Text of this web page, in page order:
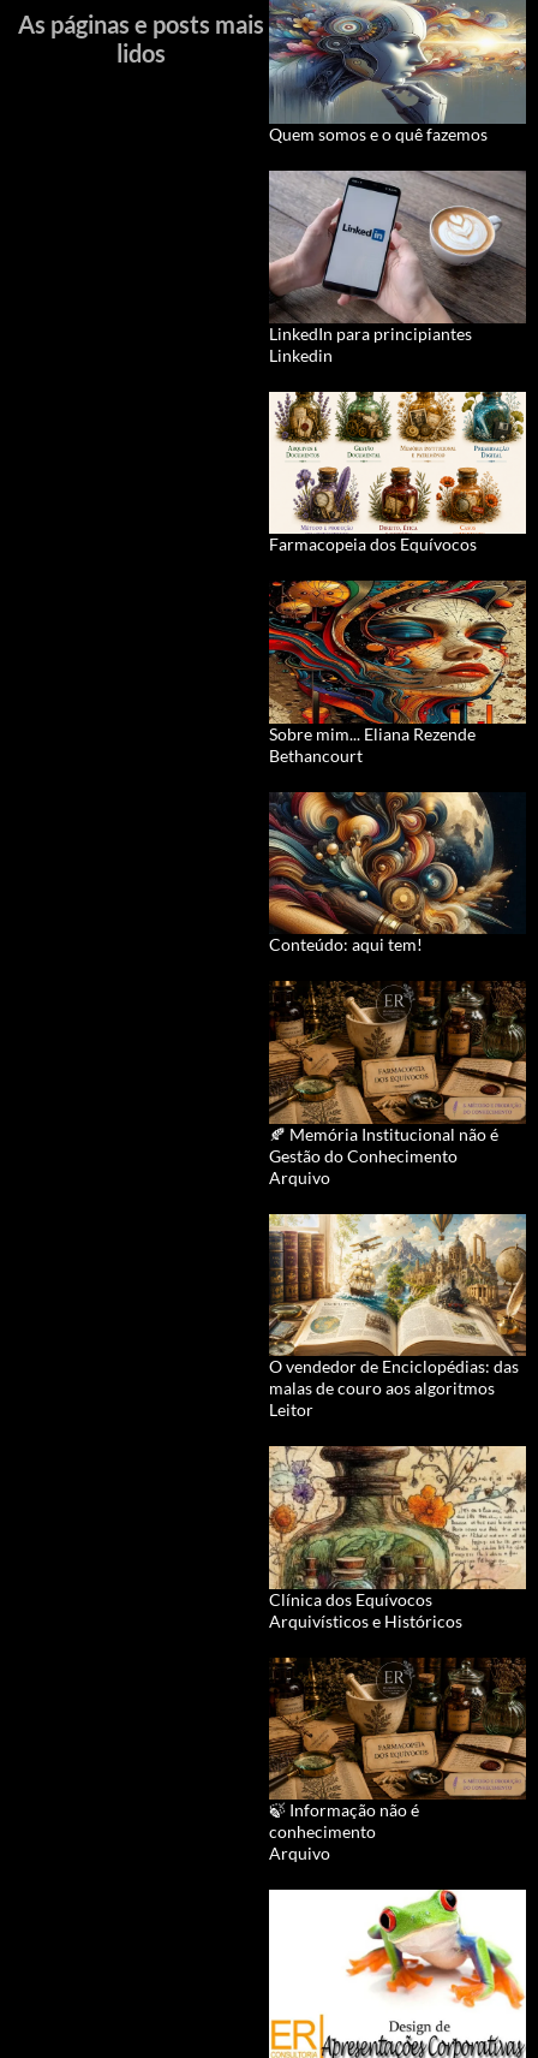
As páginas e posts mais
lidos
Quem somos e o quê fazemos
LinkedIn para principiantes
Linkedin
Farmacopeia dos Equívocos
Sobre mim... Eliana Rezende
Bethancourt
Conteúdo: aqui tem!
🍂 Memória Institucional não é
Gestão do Conhecimento
Arquivo
O vendedor de Enciclopédias: das
malas de couro aos algoritmos
Leitor
Clínica dos Equívocos
Arquivísticos e Históricos
🍃 Informação não é
conhecimento
Arquivo